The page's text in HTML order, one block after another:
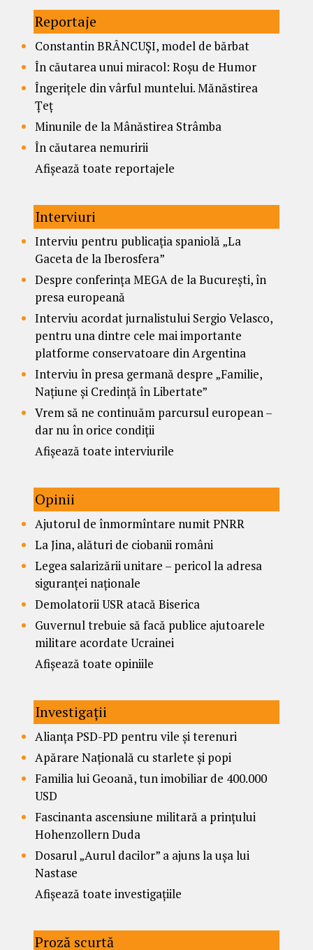
Reportaje
Constantin BRÂNCUȘI, model de bărbat
În căutarea unui miracol: Roșu de Humor
Îngerițele din vârful muntelui. Mănăstirea
Țeț
Minunile de la Mânăstirea Strâmba
În căutarea nemuririi
Afișează toate reportajele
Interviuri
Interviu pentru publicația spaniolă „La
Gaceta de la Iberosfera”
Despre conferința MEGA de la București, în
presa europeană
Interviu acordat jurnalistului Sergio Velasco,
pentru una dintre cele mai importante
platforme conservatoare din Argentina
Interviu în presa germană despre „Familie,
Națiune și Credință în Libertate”
Vrem să ne continuăm parcursul european –
dar nu în orice condiții
Afișează toate interviurile
Opinii
Ajutorul de înmormîntare numit PNRR
La Jina, alături de ciobanii români
Legea salarizării unitare – pericol la adresa
siguranței naționale
Demolatorii USR atacă Biserica
Guvernul trebuie să facă publice ajutoarele
militare acordate Ucrainei
Afișează toate opiniile
Investigații
Alianța PSD-PD pentru vile și terenuri
Apărare Națională cu starlete și popi
Familia lui Geoană, tun imobiliar de 400.000
USD
Fascinanta ascensiune militară a prințului
Hohenzollern Duda
Dosarul „Aurul dacilor” a ajuns la ușa lui
Nastase
Afișează toate investigațiile
Proză scurtă